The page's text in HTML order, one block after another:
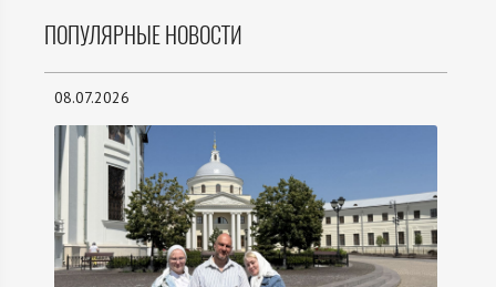
ПОПУЛЯРНЫЕ НОВОСТИ
08.07.2026